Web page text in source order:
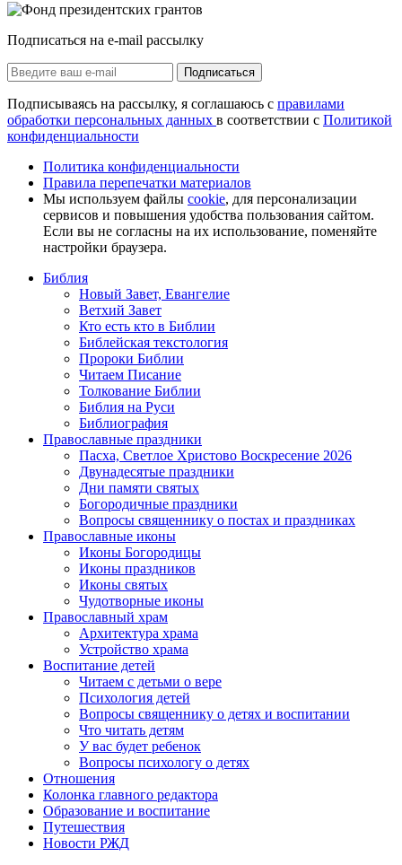
Подписаться на e-mail рассылку
Подписаться
Подписываясь на рассылку, я соглашаюсь с правилами
обработки персональных данных в соответствии с Политикой
конфиденциальности
Политика конфиденциальности
Правила перепечатки материалов
Мы используем файлы cookie, для персонализации
сервисов и повышения удобства пользования сайтом.
Если вы не согласны на их использование, поменяйте
настройки браузера.
Библия
Новый Завет, Евангелие
Ветхий Завет
Кто есть кто в Библии
Библейская текстология
Пророки Библии
Читаем Писание
Толкование Библии
Библия на Руси
Библиография
Православные праздники
Пасха, Светлое Христово Воскресение 2026
Двунадесятые праздники
Дни памяти святых
Богородичные праздники
Вопросы священнику о постах и праздниках
Православные иконы
Иконы Богородицы
Иконы праздников
Иконы святых
Чудотворные иконы
Православный храм
Архитектура храма
Устройство храма
Воспитание детей
Читаем с детьми о вере
Психология детей
Вопросы священнику о детях и воспитании
Что читать детям
У вас будет ребенок
Вопросы психологу о детях
Отношения
Колонка главного редактора
Образование и воспитание
Путешествия
Новости РЖД